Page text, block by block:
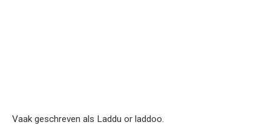
Vaak geschreven als Laddu or laddoo.